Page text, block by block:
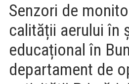
Senzori de
calității aerului în
educațional în
departament de